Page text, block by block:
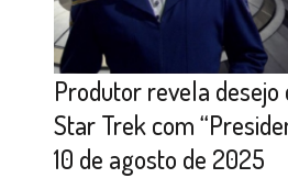
Produtor revela desejo
Star Trek com
10 de agosto de 2025